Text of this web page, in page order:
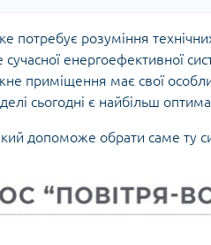
потребує розуміння
сучасної
приміщення має свої
сьогодні є найбільш
допоможе обрати саме ту